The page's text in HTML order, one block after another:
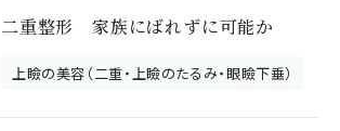
二重整形 家族にばれずに可能か
上瞼の美容（二重・上瞼のたるみ・眼瞼下垂）